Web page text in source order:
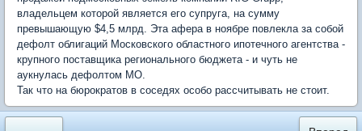
владельцем которой является его супруга, на сумму
превышающую $4,5 млрд. Эта афера в ноябре повлекла за собой
дефолт облигаций Московского областного ипотечного агентства -
крупного поставщика регионального бюджета - и чуть не
аукнулась дефолтом МО.
Так что на бюрократов в соседях особо рассчитывать не стоит.